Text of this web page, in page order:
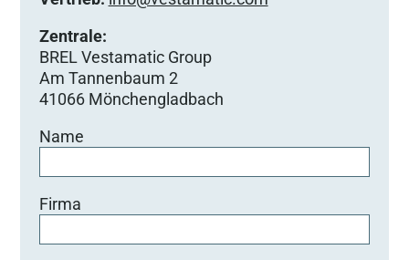
Zentrale:
BREL Vestamatic Group
Am Tannenbaum 2
41066 Mönchengladbach
Name
Firma